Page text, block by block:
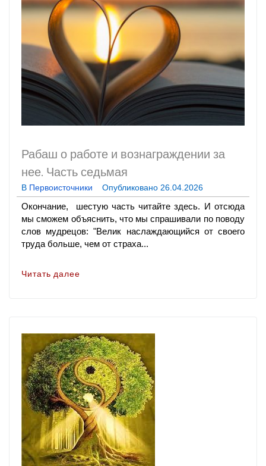
Рабаш о работе и вознаграждении за
нее. Часть седьмая
В Первоисточники Опубликовано 26.04.2026
Окончание, шестую часть читайте здесь. И отсюда
мы сможем объяснить, что мы спрашивали по поводу
слов мудрецов: "Велик наслаждающийся от своего
труда больше, чем от страха...
Читать далее